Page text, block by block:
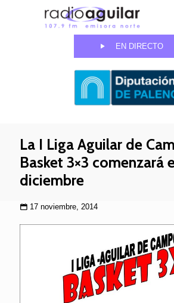
EN DIRECTO
La I Liga Aguilar de
Basket 3×3 comenzará
diciembre
17 noviembre, 2014